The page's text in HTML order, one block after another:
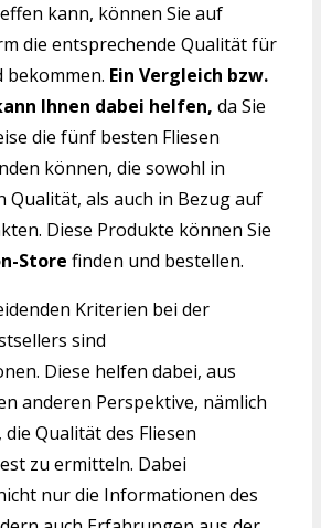
kann, können Sie auf
die entsprechende Qualität für
bekommen. Ein Vergleich bzw.
Ihnen dabei helfen, da Sie
die fünf besten Fliesen
können, die sowohl in
Qualität, als auch in Bezug auf
Diese Produkte können Sie
Store finden und bestellen.
Kriterien bei der
sind
Diese helfen dabei, aus
anderen Perspektive, nämlich
Qualität des Fliesen
zu ermitteln. Dabei
nur die Informationen des